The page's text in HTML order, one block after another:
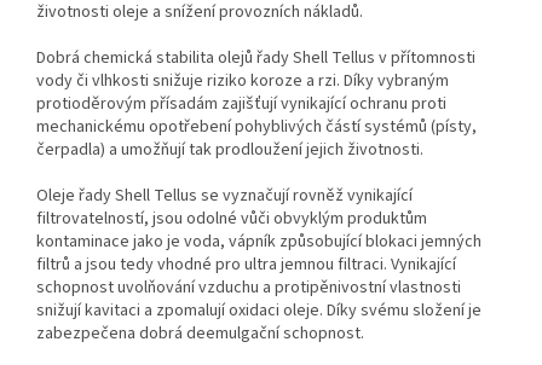
životnosti oleje a snížení provozních nákladů.
Dobrá chemická stabilita olejů řady Shell Tellus v přítomnosti
vody či vlhkosti snižuje riziko koroze a rzi. Díky vybraným
protioděrovým přísadám zajišťují vynikající ochranu proti
mechanickému opotřebení pohyblivých částí systémů (písty,
čerpadla) a umožňují tak prodloužení jejich životnosti.
Oleje řady Shell Tellus se vyznačují rovněž vynikající
filtrovatelností, jsou odolné vůči obvyklým produktům
kontaminace jako je voda, vápník způsobující blokaci jemných
filtrů a jsou tedy vhodné pro ultra jemnou filtraci. Vynikající
schopnost uvolňování vzduchu a protipěnivostní vlastnosti
snižují kavitaci a zpomalují oxidaci oleje. Díky svému složení je
zabezpečena dobrá deemulgační schopnost.